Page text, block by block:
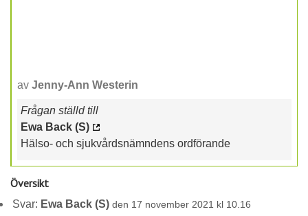
av Jenny-Ann Westerin
Frågan ställd till
Ewa Back (S)
Hälso- och sjukvårdsnämndens ordförande
Översikt
Svar: Ewa Back (S) den 17 november 2021 kl 10.16